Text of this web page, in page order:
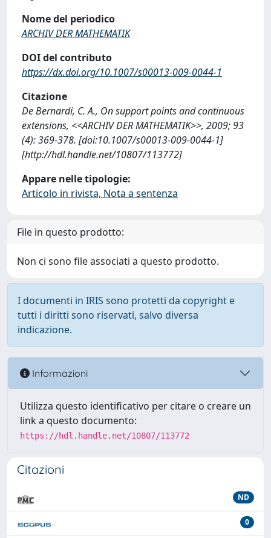
Nome del periodico
ARCHIV DER MATHEMATIK
DOI del contributo
https://dx.doi.org/10.1007/s00013-009-0044-1
Citazione
De Bernardi, C. A., On support points and continuous
extensions, <<ARCHIV DER MATHEMATIK>>, 2009; 93
(4): 369-378. [doi:10.1007/s00013-009-0044-1]
[http://hdl.handle.net/10807/113772]
Appare nelle tipologie:
Articolo in rivista, Nota a sentenza
File in questo prodotto:
Non ci sono file associati a questo prodotto.
I documenti in IRIS sono protetti da copyright e
tutti i diritti sono riservati, salvo diversa
indicazione.
Informazioni
Utilizza questo identificativo per citare o creare un
link a questo documento:
https://hdl.handle.net/10807/113772
Citazioni
ND
0